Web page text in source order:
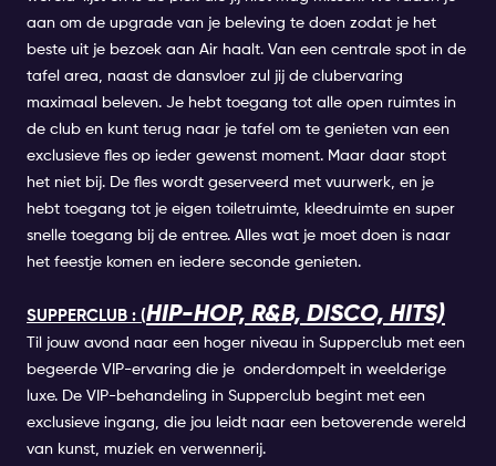
aan om de upgrade van je beleving te doen zodat je het
beste uit je bezoek aan Air haalt. Van een centrale spot in de
tafel area, naast de dansvloer zul jij de clubervaring
maximaal beleven. Je hebt toegang tot alle open ruimtes in
de club en kunt terug naar je tafel om te genieten van een
exclusieve fles op ieder gewenst moment. Maar daar stopt
het niet bij. De fles wordt geserveerd met vuurwerk, en je
hebt toegang tot je eigen toiletruimte, kleedruimte en super
snelle toegang bij de entree. Alles wat je moet doen is naar
het feestje komen en iedere seconde genieten.
SUPPERCLUB : (HIP-HOP, R&B, DISCO, HITS)
Til jouw avond naar een hoger niveau in Supperclub met een
begeerde VIP-ervaring die je onderdompelt in weelderige
luxe. De VIP-behandeling in Supperclub begint met een
exclusieve ingang, die jou leidt naar een betoverende wereld
van kunst, muziek en verwennerij.